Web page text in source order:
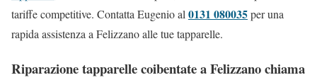
tariffe competitive. Contatta Eugenio al 0131 080035per una
rapida assistenza a Felizzano alle tue tapparelle.
Riparazione tapparelle coibentate a Felizzano chiama